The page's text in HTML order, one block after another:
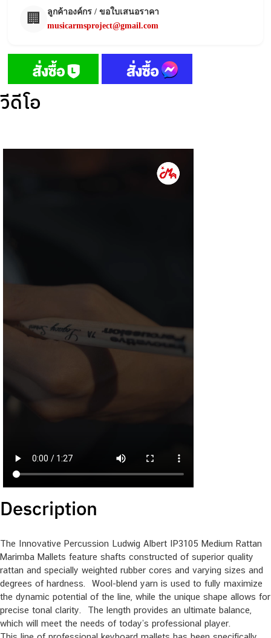
🏢
ลูกค้าองค์กร / ขอใบเสนอราคา
musicarmsproject@gmail.com
วีดีโอ
Description
The Innovative Percussion Ludwig Albert IP3105 Medium Rattan
Marimba Mallets feature shafts constructed of superior quality
rattan and specially weighted rubber cores and varying sizes and
degrees of hardness. Wool-blend yarn is used to fully maximize
the dynamic potential of the line, while the unique shape allows for
precise tonal clarity. The length provides an ultimate balance,
which will meet the needs of today’s professional player.